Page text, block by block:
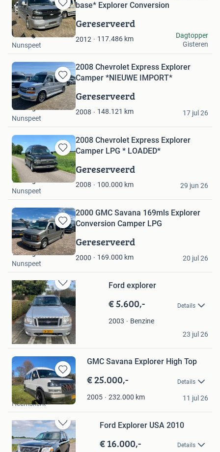
Bewaren
in
Mijn
Favorieten
base* Explorer Conversion
Gereserveerd
2012 117.486 km
The Big 3
Nunspeet
Dagtopper
Gisteren
Bewaren
in
Mijn
Favorieten
2008 Chevrolet Express Explorer
Camper *NIEUWE IMPORT*
Gereserveerd
2008 148.121 km
The Big 3
Nunspeet
17 jul 26
Bewaren
in
Mijn
Favorieten
2008 Chevrolet Express Explorer
Camper LPG * LOADED*
Gereserveerd
2008 100.000 km
The Big 3
Nunspeet
29 jun 26
Bewaren
in
Mijn
Favorieten
2000 GMC Savana 169mls Explorer
Conversion Camper LPG
Gereserveerd
2000 169.000 km
The Big 3
Nunspeet
20 jul 26
Bewaren
in
Mijn
Favorieten
Ford explorer
€ 5.600,- Details
2003
Benzine
Remco Lodder
Oudewater
23 jul 26
Bewaren
in
Mijn
Favorieten
GMC Savana Explorer High Top
€ 25.000,- Details
2005 232.000 km
Jan
Heemskerk
11 jul 26
Bewaren
in
Mijn
Ford Explorer USA 2010
€ 16.000,- Details